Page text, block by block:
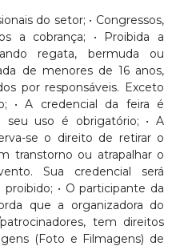
do setor; • Congressos,
a cobrança; • Proibida a
regata, bermuda ou
de menores de 16 anos,
por responsáveis. Exceto
• A credencial da feira é
seu uso é obrigatório; • A
se o direito de retirar o
transtorno ou atrapalhar o
Sua credencial será
• O participante da
que a organizadora do
tem direitos
(Foto e Filmagens) de